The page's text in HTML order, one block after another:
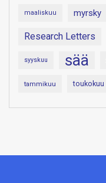
maaliskuu myrsky
Research Letters
syyskuu sää
tammikuu toukokuu